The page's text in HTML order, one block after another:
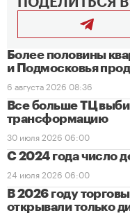
ПОДЕЛИТЬСЯ
Более половины
и Подмосковья
6 августа 2026 08:36
Все больше ТЦ
трансформацию
30 июля 2026 06:00
С 2024 года число
24 июля 2026 06:00
В 2026 году
открывали только